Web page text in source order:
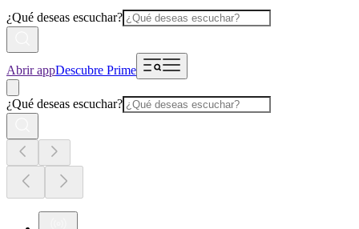
¿Qué deseas escuchar?
Abrir appDescubre Prime
¿Qué deseas escuchar?